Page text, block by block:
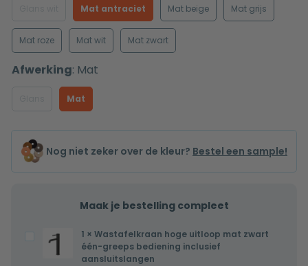
Mat antraciet Mat beige Mat grijs
Mat roze Mat wit Mat zwart
Afwerking: Mat
Mat
Nog niet zeker over de kleur? Bestel een sample!
Maak je bestelling compleet
Wastafelkraan
hoge
1 × Wastafelkraan hoge uitloop mat zwart
één-greeps bediening inclusief
aansluitslangen